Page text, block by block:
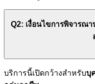
Q2: เงื่อนไขการพิจารณ
บริการนี้เปิดกว้างสำหรับบุ